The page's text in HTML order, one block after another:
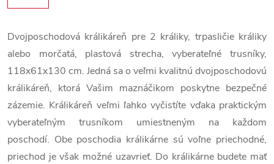
Dvojposchodová králikáreň pre 2 králiky, trpasličie králiky
alebo morčatá, plastová strecha, vyberateľné trusníky,
118x61x130 cm. Jedná sa o veľmi kvalitnú dvojposchodovú
králikáreň, ktorá Vašim maznáčikom poskytne bezpečné
zázemie. Králikáreň veľmi ľahko vyčistíte vďaka praktickým
vyberateľným trusníkom umiestneným na každom
poschodí. Obe poschodia králikárne sú voľne priechodné,
priechod je však možné uzavrieť. Do králikárne budete mať